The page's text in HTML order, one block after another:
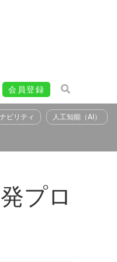
会員登録
ビリティ 人工知能（AI）
プロ